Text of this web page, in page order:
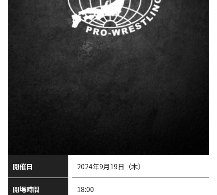
開催日 2024年9月19日（木）
開場時間 18:00